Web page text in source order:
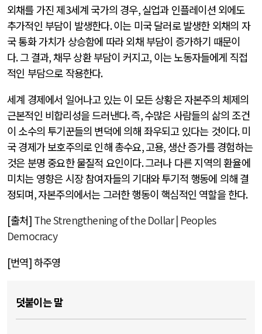
외채를 가진 제3세계 국가의 경우,실업과 인플레이션 외에도
추가적인 부담이 발생한다.이는 미국 달러로 발생한 외채의 자
국 통화 가치가 상승함에 따라 외채 부담이 증가하기 때문이
다.그 결과,채무 상환 부담이 커지고, 이는 노동자들에게 직접
적인 부담으로 작용한다.
세계 경제에서 일어나고 있는 이 모든 상황은 자본주의 체제의
근본적인 비합리성을 드러낸다.즉,수많은 사람들의 삶의 조건
이 소수의 투기꾼들의 변덕에 의해 좌우되고 있다는 것이다.미
국 경제가 보호주의로 인해 총수요,고용, 생산 증가를 경험하는
것은 분명 중요한 물질적 요인이다.그러나 다른 지역의 환율에
미치는 영향은 시장 참여자들의 기대와 투기적 행동에 의해 결
정되며,자본주의에서는 그러한 행동이 핵심적인 역할을 한다.
[출처] The Strengthening of the Dollar | Peoples
Democracy
[번역] 하주영
덧붙이는 말